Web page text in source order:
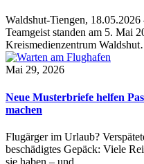
Waldshut-Tiengen,
Teamgeist standen am 5. Mai
Kreismedienzentrum
Mai 29, 2026
Neue Musterbriefe helfen
machen
Flugärger im Urlaub?
beschädigtes Gepäck: Viele
sie haben – und…